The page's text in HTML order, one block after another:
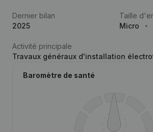
Dernier bilan
2025
Taille
Micro
Activité principale
Travaux généraux d'installation
Baromètre de santé